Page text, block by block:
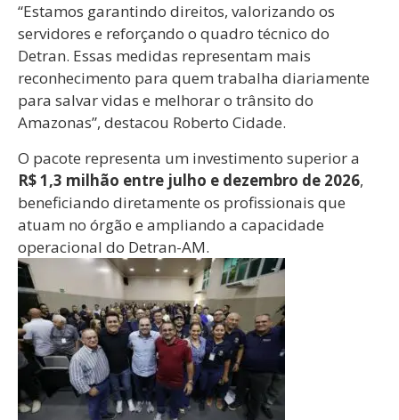
“Estamos garantindo direitos, valorizando os
servidores e reforçando o quadro técnico do
Detran. Essas medidas representam mais
reconhecimento para quem trabalha diariamente
para salvar vidas e melhorar o trânsito do
Amazonas”, destacou Roberto Cidade.
O pacote representa um investimento superior a
R$ 1,3 milhão entre julho e dezembro de 2026,
beneficiando diretamente os profissionais que
atuam no órgão e ampliando a capacidade
operacional do Detran-AM.